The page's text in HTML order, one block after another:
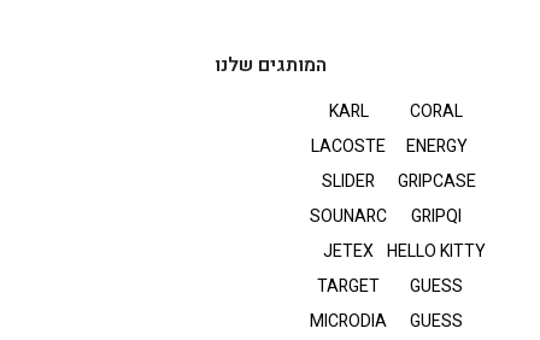
המותגים שלנו
CORAL
ENERGY
GRIPCASE
GRIPQI
HELLO KITTY
GUESS
GUESS
KARL
LACOSTE
SLIDER
SOUNARC
JETEX
TARGET
MICRODIA